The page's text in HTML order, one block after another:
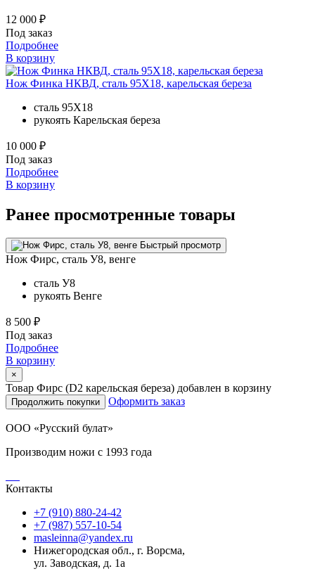
12 000 ₽
Под заказ
Подробнее
В корзину
Нож Финка НКВД, сталь 95Х18, карельская береза
сталь 95Х18
рукоять Карельская береза
10 000 ₽
Под заказ
Подробнее
В корзину
Ранее просмотренные товары
Быстрый просмотр
Нож Фирс, сталь У8, венге
сталь У8
рукоять Венге
8 500 ₽
Под заказ
Подробнее
В корзину
×
Товар Фирс (D2 карельская береза) добавлен в корзину
Продолжить покупки Оформить заказ
ООО «Русский булат»
Производим ножи с 1993 года
Контакты
+7 (910) 880-24-42
+7 (987) 557-10-54
masleinna@yandex.ru
Нижегородская обл., г. Ворсма,
ул. Заводская, д. 1а